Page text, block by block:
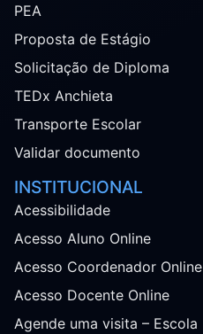
PEA
Proposta de Estágio
Solicitação de Diploma
TEDx Anchieta
Transporte Escolar
Validar documento
INSTITUCIONAL
Acessibilidade
Acesso Aluno Online
Acesso Coordenador Online
Acesso Docente Online
Agende uma visita – Escola